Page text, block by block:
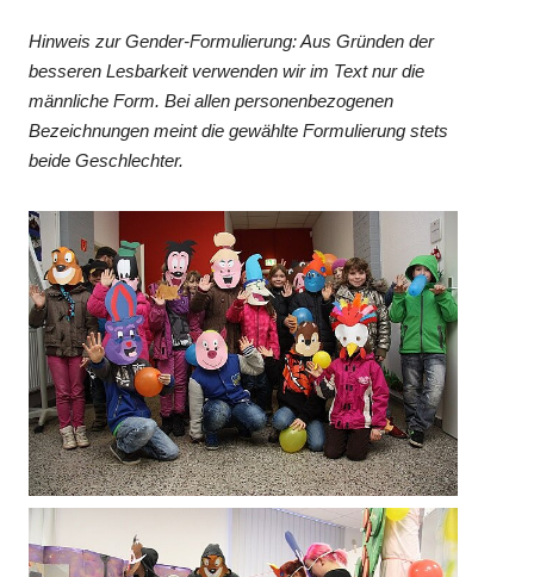
Hinweis zur Gender-Formulierung: Aus Gründen der
besseren Lesbarkeit verwenden wir im Text nur die
männliche Form. Bei allen personenbezogenen
Bezeichnungen meint die gewählte Formulierung stets
beide Geschlechter.